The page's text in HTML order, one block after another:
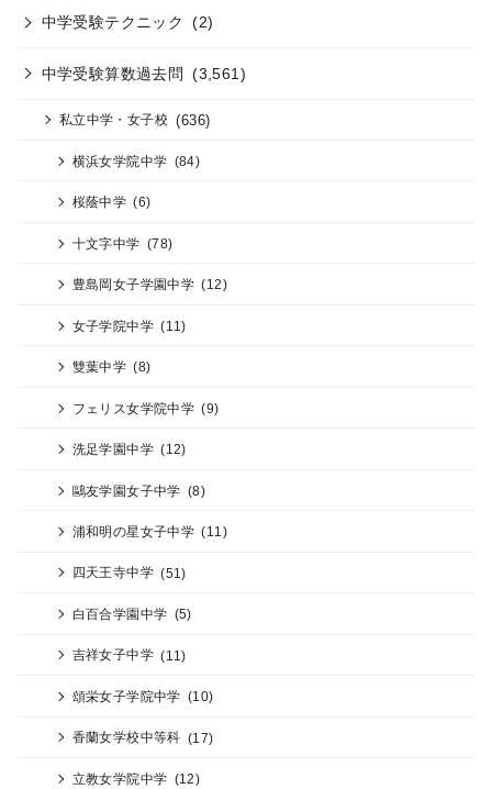
中学受験テクニック (2)
中学受験算数過去問 (3,561)
私立中学・女子校 (636)
横浜女学院中学 (84)
桜蔭中学 (6)
十文字中学 (78)
豊島岡女子学園中学 (12)
女子学院中学 (11)
雙葉中学 (8)
フェリス女学院中学 (9)
洗足学園中学 (12)
鷗友学園女子中学 (8)
浦和明の星女子中学 (11)
四天王寺中学 (51)
白百合学園中学 (5)
吉祥女子中学 (11)
頌栄女子学院中学 (10)
香蘭女学校中等科 (17)
立教女学院中学 (12)